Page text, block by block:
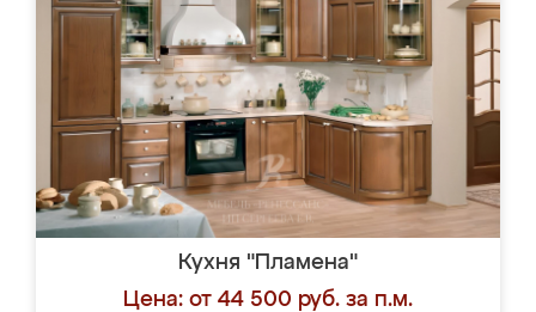
Кухня "Пламена"
Цена: от 44 500 руб. за п.м.